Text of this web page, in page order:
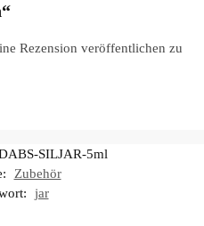
Rezension veröffentlichen zu
SILJAR-5ml
Zubehör
jar